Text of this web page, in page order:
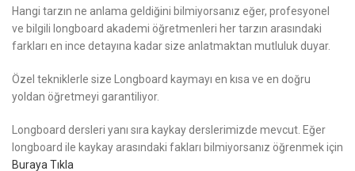
Hangi tarzın ne anlama geldiğini bilmiyorsanız eğer, profesyonel
ve bilgili longboard akademi öğretmenleri her tarzın arasındaki
farkları en ince detayına kadar size anlatmaktan mutluluk duyar.
Özel tekniklerle size Longboard kaymayı en kısa ve en doğru
yoldan öğretmeyi garantiliyor.
Longboard dersleri yanı sıra kaykay derslerimizde mevcut. Eğer
longboard ile kaykay arasındaki fakları bilmiyorsanız öğrenmek için
Buraya Tıkla